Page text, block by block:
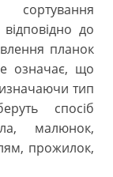
до
планок
означає, що
тип
спосіб
малюнок,
прожилок,